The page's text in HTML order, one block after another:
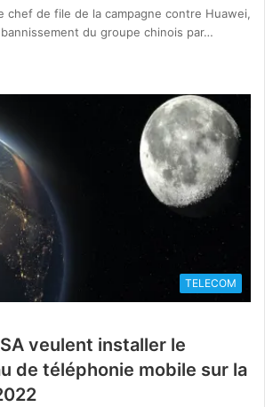
chef de file de la campagne contre Huawei,
du groupe chinois par…
TELECOM
veulent installer le
de téléphonie mobile sur la